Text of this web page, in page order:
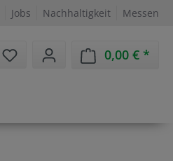
Jobs Nachhaltigkeit Messen
Sie haben 0 Artikel auf dem
0,00 €